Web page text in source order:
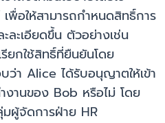
พื่อให้สามารถกำหนดสิทธิ์การ
ละเอียดขึ้น ตัวอย่างเช่น
ยกใช้สิทธิ์ที่ยืนยันโดย
ว่า Alice ได้รับอนุญาตให้เข้า
งานของ Bob หรือไม่ โดย
ผู้จัดการฝ่าย HR